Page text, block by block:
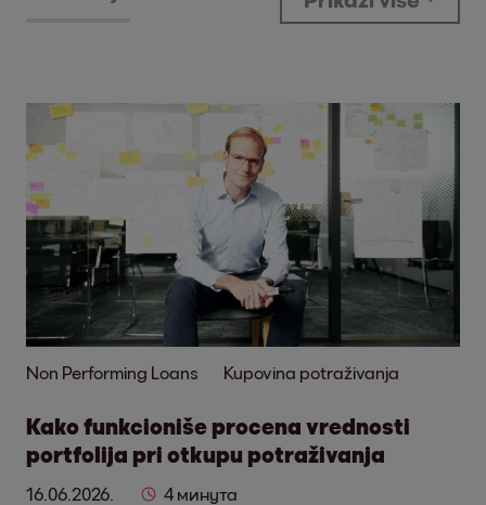
Non Performing Loans Kupovina potraživanja
Kako funkcioniše procena vrednosti
portfolija pri otkupu potraživanja
16.06.2026. 4 минута